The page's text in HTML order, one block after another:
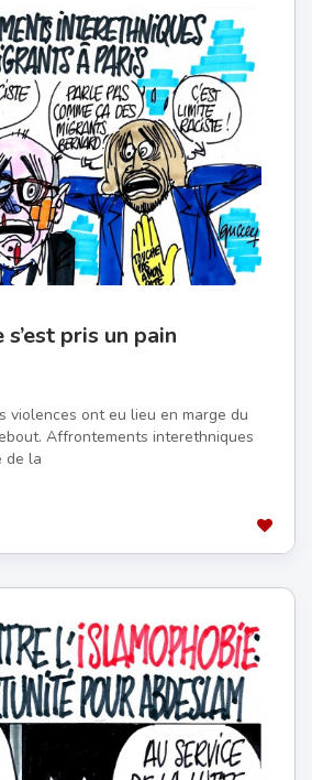
s’est pris un pain
violences ont eu lieu en marge du
Affrontements interethniques
de la